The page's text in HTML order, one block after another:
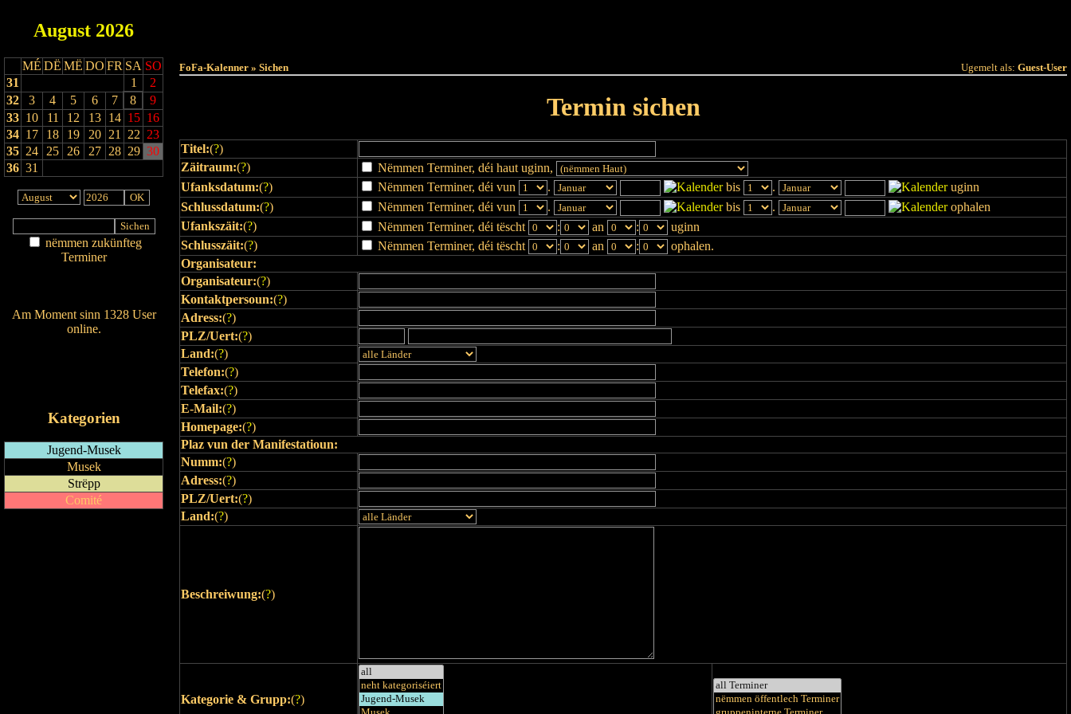
August 2026
MÉ DË MË DO FR SA SO
31
1
2
32
3 4 5 6 7 8
9
33 10 11 12 13 14 15 16
34 17 18 19 20 21 22 23
35 24 25 26 27 28 29 30
36 31
nëmmen zukünfteg
Terminer
Am Moment sinn 1328 User
online.
Kategorien
Jugend-Musek
Musek
Strëpp
Comité
FoFa-Kalenner » Sichen Ugemelt als: Guest-User
Termin sichen
Titel:(?)
Zäitraum:(?)
Nëmmen Terminer, déi haut uginn,
Ufanksdatum:(?) Nëmmen Terminer, déi vun . bis .
uginn
Schlussdatum:(?) Nëmmen Terminer, déi vun . bis .
ophalen
Ufankszäit:(?) Nëmmen Terminer, déi tëscht : an :
uginn
Schlusszäit:(?) Nëmmen Terminer, déi tëscht : an :
ophalen.
Organisateur:
Organisateur:(?)
Kontaktpersoun:(?)
Adress:(?)
PLZ/Uert:(?)
Land:(?)
Telefon:(?)
Telefax:(?)
E-Mail:(?)
Homepage:(?)
Plaz vun der Manifestatioun:
Numm:(?)
Adress:(?)
PLZ/Uert:(?)
Land:(?)
Beschreiwung:(?)
Kategorie & Grupp:(?)